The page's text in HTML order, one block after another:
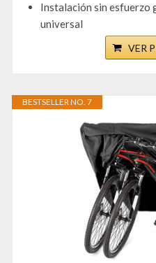
Instalación sin esfuerzo
universal
VER
BESTSELLER NO. 7